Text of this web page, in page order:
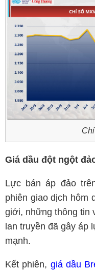
Giá dầu đột ngột
Lực bán áp đảo
phiên giao dịch hôm
giới, những thông tin
lan truyền đã gây áp
mạnh.
Kết phiên, giá dầu